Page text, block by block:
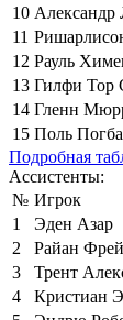
10 Александр
11
12 Рауль
13 Гилфи Тор
14 Гленн
15 Поль Погба
Подробная
Ассистенты:
№ Игрок
1
Эден Азар
2
Райан
3
Трент
4
Кристиан